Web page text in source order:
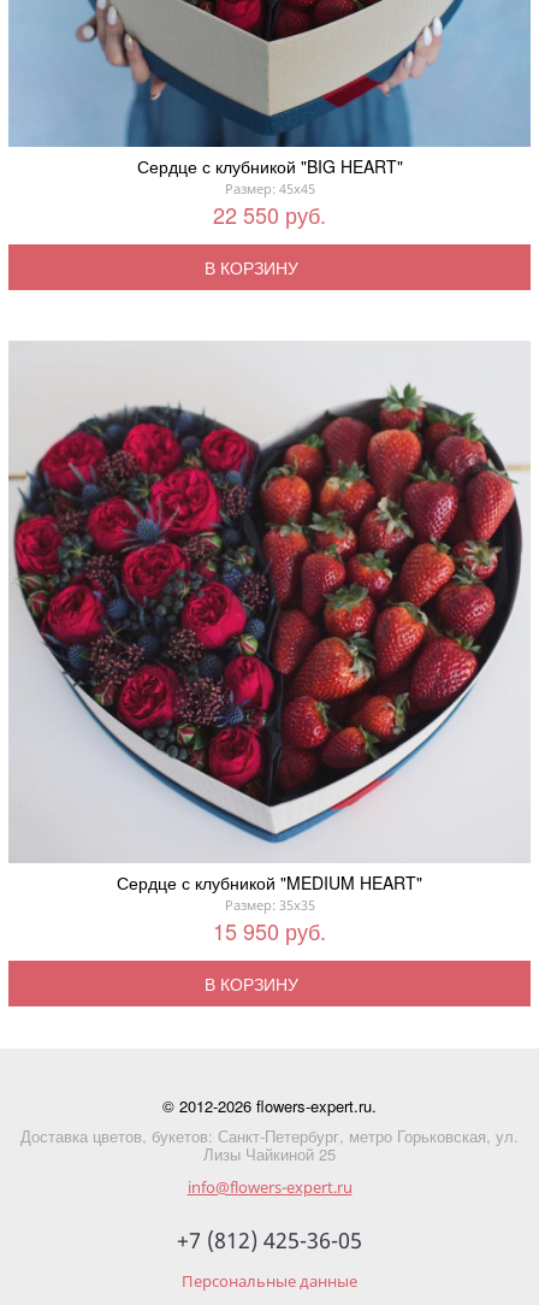
Сердце с клубникой "BIG HEART"
Размер: 45x45
22 550 руб.
В КОРЗИНУ
Сердце с клубникой "MEDIUM HEART"
Размер: 35x35
15 950 руб.
В КОРЗИНУ
© 2012-2026 flowers-expert.ru.
Доставка цветов, букетов: Санкт-Петербург, метро Горьковская, ул.
Лизы Чайкиной 25
info@flowers-expert.ru
+7 (812) 425-36-05
Персональные данные